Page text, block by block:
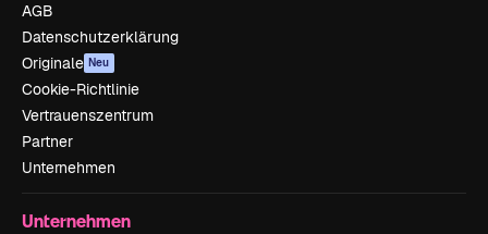
AGB
Datenschutzerklärung
Originale Neu
Cookie-Richtlinie
Vertrauenszentrum
Partner
Unternehmen
Unternehmen